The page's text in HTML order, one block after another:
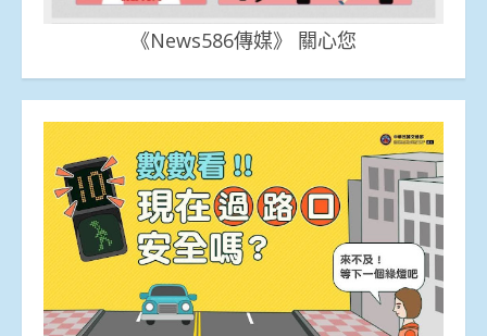
《News586傳媒》 關心您